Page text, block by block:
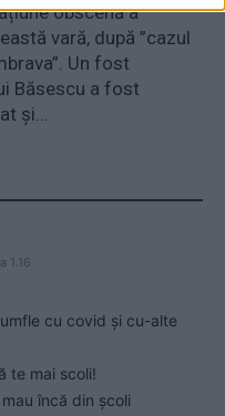
obscenă a
vară, după ”cazul
Un fost
Băsescu a fost
și...
1.16
cu covid și cu-alte
te mai scoli!
încă din școli